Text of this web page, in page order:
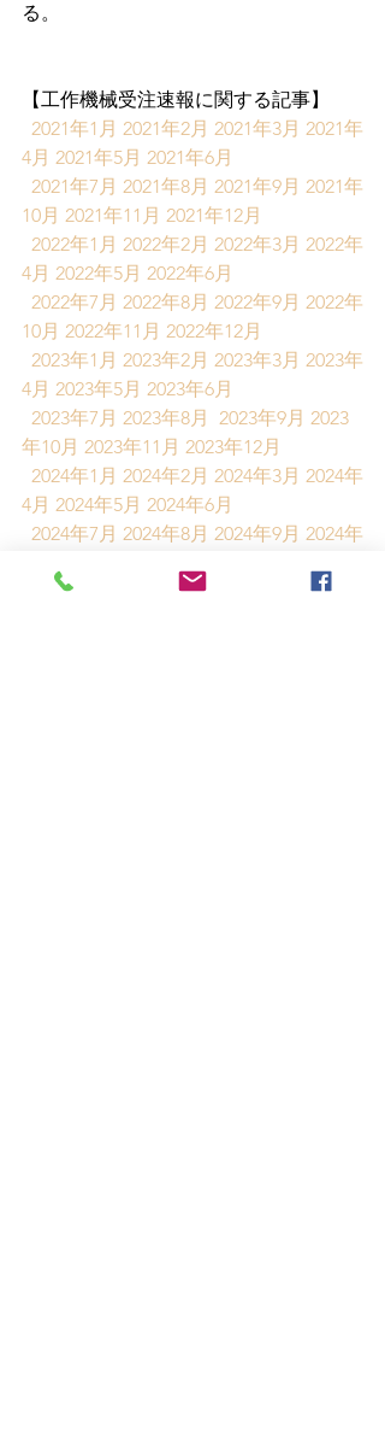
る。
【工作機械受注速報に関する記事】
2021年1月 2021年2月 2021年3月 2021年
4月 2021年5月 2021年6月
2021年7月 2021年8月 2021年9月 2021年
10月 2021年11月 2021年12月
2022年1月 2022年2月 2022年3月 2022年
4月 2022年5月 2022年6月
2022年7月 2022年8月 2022年9月 2022年
10月 2022年11月 2022年12月
2023年1月 2023年2月 2023年3月 2023年
4月 2023年5月 2023年6月
2023年7月 2023年8月 2023年9月 2023
年10月 2023年11月 2023年12月
2024年1月 2024年2月 2024年3月 2024年
4月 2024年5月 2024年6月
2024年7月 2024年8月 2024年9月 2024年